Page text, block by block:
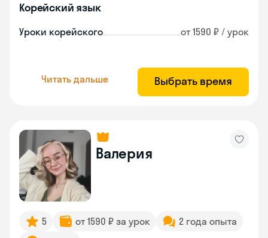
Корейский язык
Уроки корейского от 1590 ₽ / урок
Читать дальше Выбрать время
Валерия
5 от 1590 ₽ за урок
2 года опыта